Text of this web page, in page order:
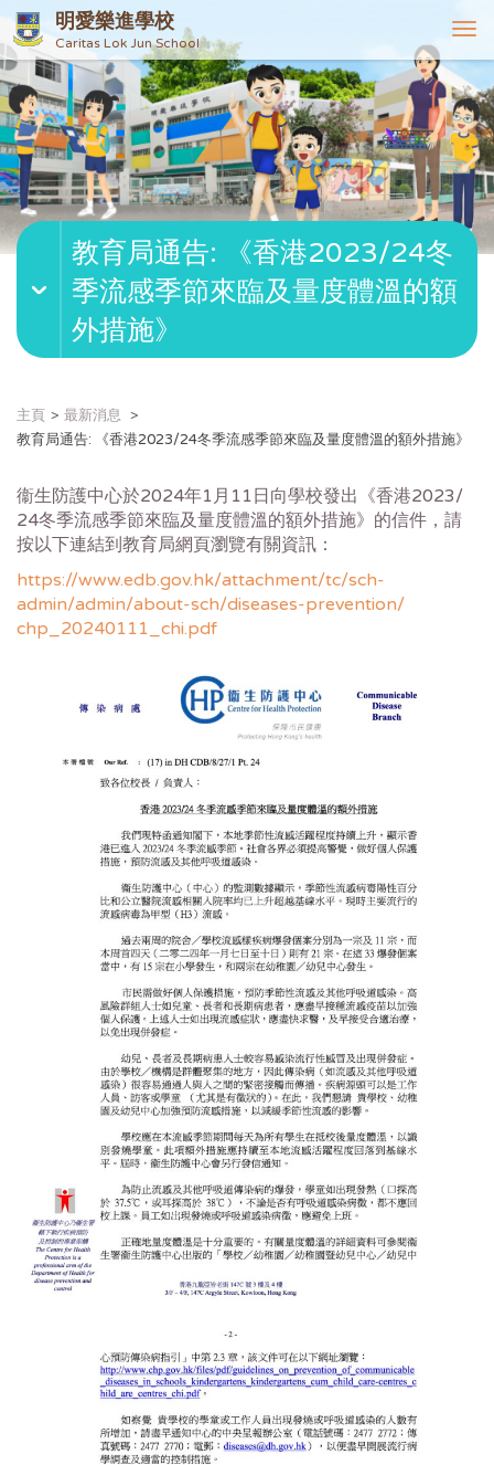
明愛樂進學校
Caritas Lok Jun School
T
o
g
g
l
e
n
v
i
教育局通告: 《香港2023/24冬
季流感季節來臨及量度體溫的額
外措施》
主頁
最新消息
教育局通告: 《香港2023/24冬季流感季節來臨及量度體溫的額外措施》
衞生防護中心於2024年1月11日向學校發出《香港2023/
24冬季流感季節來臨及量度體溫的額外措施》的信件， 請
按以下連結到教育局網頁瀏覽有關資訊：
https://www.edb.gov.hk/attachment/tc/sch-
admin/admin/about-sch/diseases-prevention/
chp_20240111_chi.pdf